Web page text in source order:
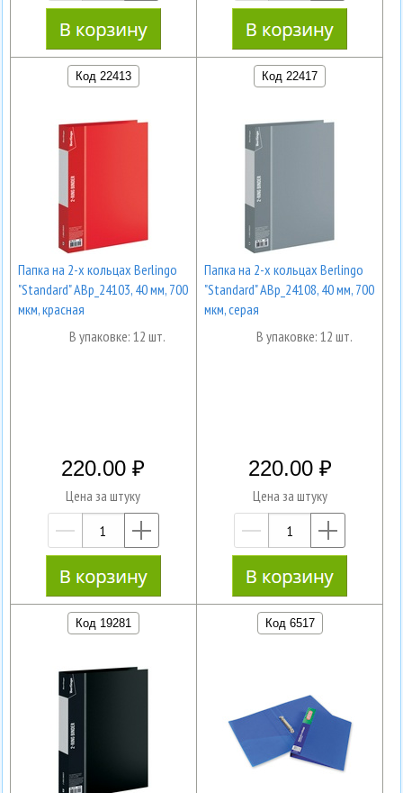
Код 22413
Папка на 2-х кольцах Berlingo
"Standard" ABp_24103, 40 мм, 700
мкм, красная
В упаковке: 12 шт.
220.00
Цена за штуку
—
Код 22417
Папка на 2-х кольцах Berlingo
"Standard" ABp_24108, 40 мм, 700
мкм, серая
В упаковке: 12 шт.
220.00
Цена за штуку
—
Код 19281 Код 6517